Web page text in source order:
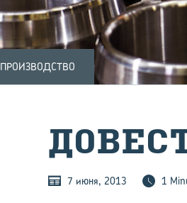
ПРОИЗВОДСТВО
7 июня, 2013 1